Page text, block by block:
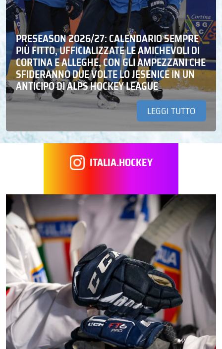
PRESEASON 2026/27: CALENDARIO SEMPRE
PIÙ FITTO, UFFICIALIZZATE LE AMICHEVOLI DI
CORTINA E ALLEGHE, CON GLI AMPEZZANI CHE
SFIDERANNO DUE VOLTE LO JESENICE IN UN
ANTICIPO DI ALPS HOCKEY LEAGUE
LEGGI TUTTO
ITALIA.HOCKEY